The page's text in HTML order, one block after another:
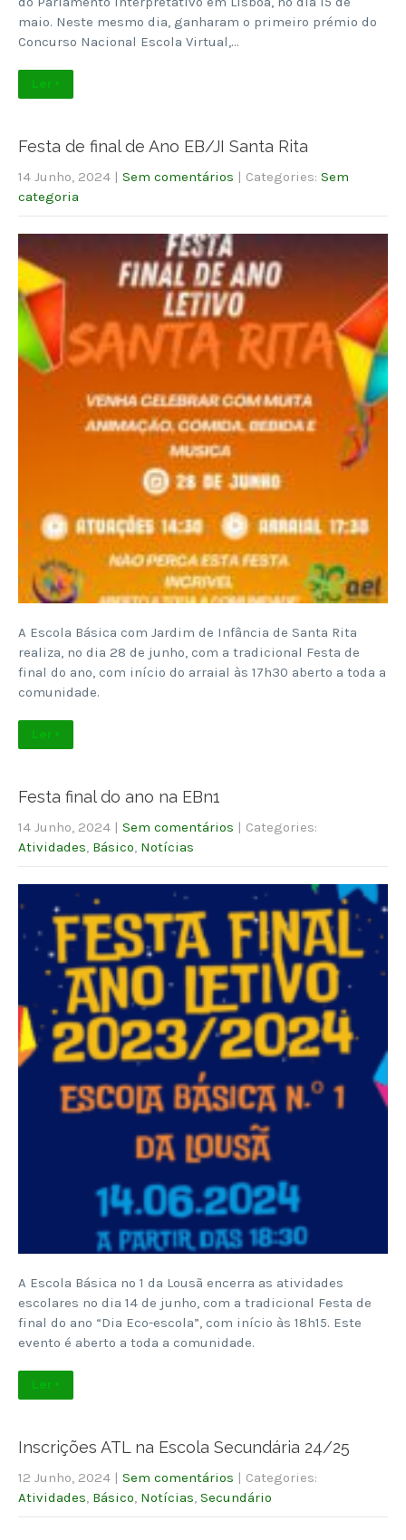
maio. Neste mesmo dia, ganharam o primeiro prémio do
Concurso Nacional Escola Virtual,…
Ler +
Festa de final de Ano EB/JI Santa Rita
14 Junho, 2024 | Sem comentários | Categories: Sem
categoria
A Escola Básica com Jardim de Infância de Santa Rita
realiza, no dia 28 de junho, com a tradicional Festa de
final do ano, com início do arraial às 17h30 aberto a toda a
comunidade.
Ler +
Festa final do ano na EBn1
14 Junho, 2024 | Sem comentários | Categories:
Atividades Básico Notícias
A Escola Básica nº 1 da Lousã encerra as atividades
escolares no dia 14 de junho, com a tradicional Festa de
final do ano “Dia Eco-escola”, com início às 18h15. Este
evento é aberto a toda a comunidade.
Ler +
Inscrições ATL na Escola Secundária 24/25
12 Junho, 2024 | Sem comentários | Categories:
Atividades Básico Notícias Secundário